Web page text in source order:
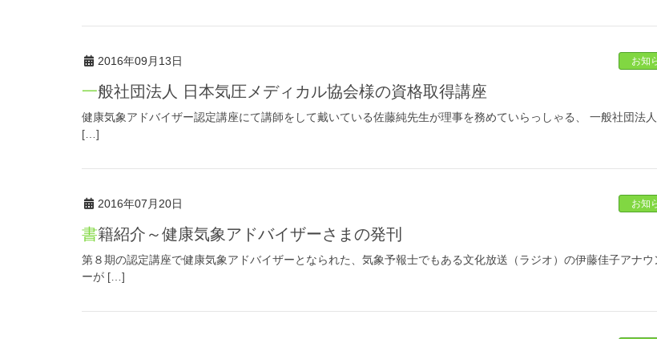
2016年09月13日 お知
一般社団法人 日本気圧メディカル協会様の資格取得講座
健康気象アドバイザー認定講座にて講師をして戴いている佐藤純先生が理事を務めていらっしゃる、 一般社団法
[…]
2016年07月20日 お知
書籍紹介～健康気象アドバイザーさまの発刊
第８期の認定講座で健康気象アドバイザーとなられた、気象予報士でもある文化放送（ラジオ）の伊藤佳子アナウ
ーが […]